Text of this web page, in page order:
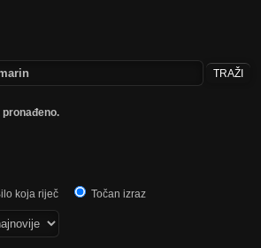
TRAŽI
koja riječ
Točan izraz